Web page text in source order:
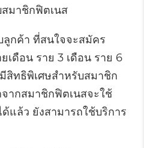
มาชิกฟิตเนส
กค้า ที่สนใจจะสมัคร
เดือน ราย 3 เดือน ราย 6
สิทธิพิเศษสำหรับสมาชิก
ากสมาชิกฟิตเนสจะใช้
ด้แล้ว ยังสามารถใช้บริการ